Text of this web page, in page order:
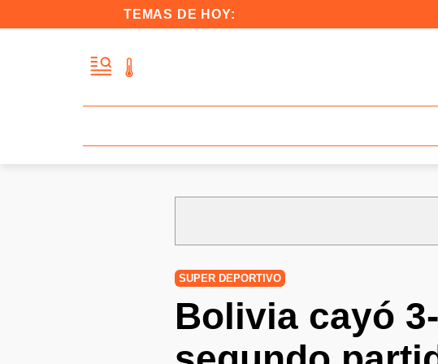
TEMAS DE HOY:
SUPER DEPORTIVO
Bolivia cayó